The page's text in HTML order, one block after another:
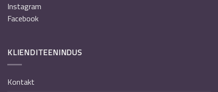
Instagram
Facebook
KLIENDITEENINDUS
Kontakt